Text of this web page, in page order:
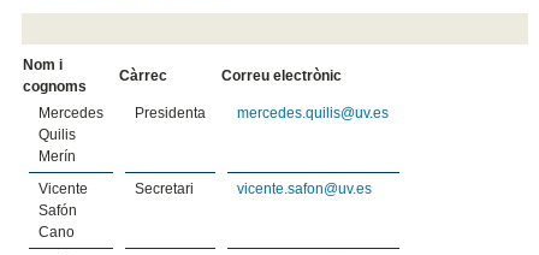
Nom i
cognoms
Càrrec Correu electrònic
Mercedes
Quilis
Merín
Presidenta mercedes.quilis@uv.es
Vicente
Safón
Cano
Secretari vicente.safon@uv.es